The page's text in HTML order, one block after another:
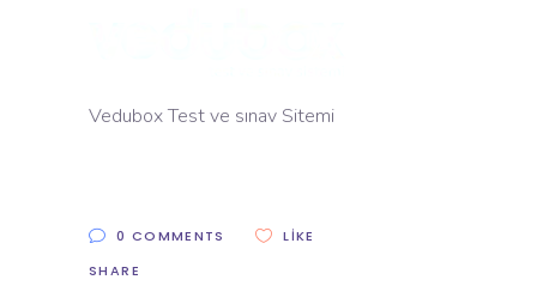
Vedubox Test ve sınav Sitemi
0 COMMENTS
LIKE
SHARE